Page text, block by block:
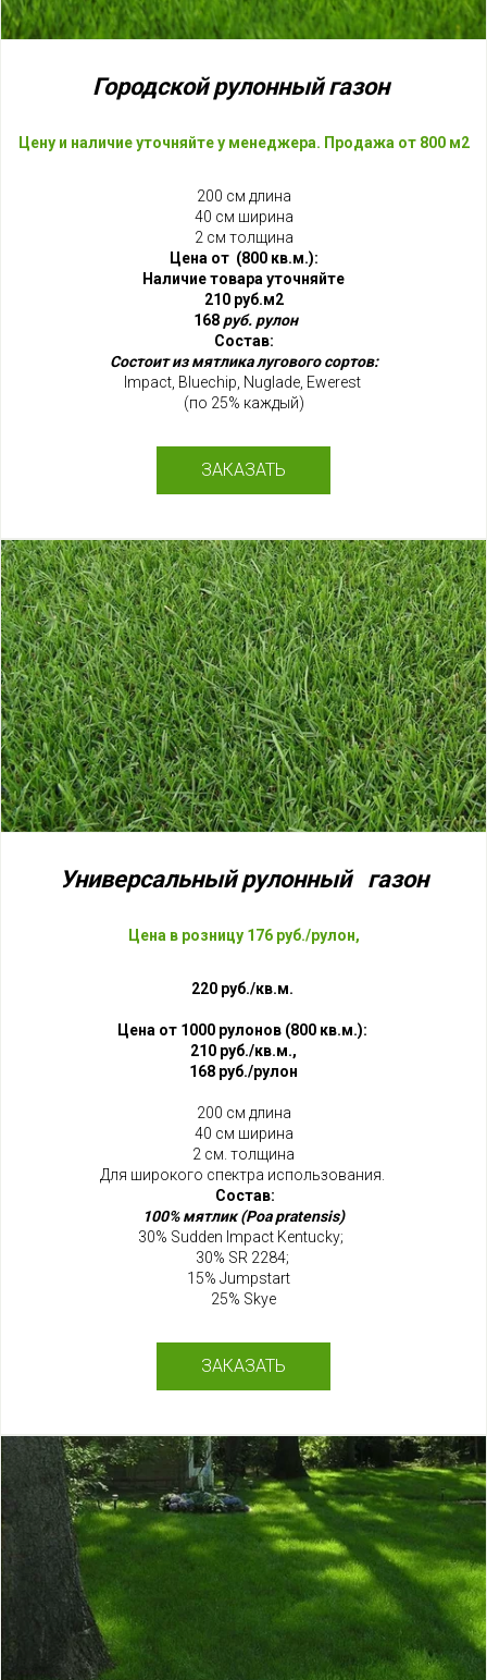
Городскойрулонныйгазон
Цену и наличие уточняйте у менеджера. Продажа от 800 м2
200 см длина
40 см ширина
2 см толщина
Цена от (800 кв.м.):
Наличие товара уточняйте
210 руб.м2
168 руб. рулон
Состав:
Состоит из мятлика лугового сортов:
Impact, Bluechip, Nuglade, Ewerest
(по 25% каждый)
ЗАКАЗАТЬ
Универсальный рулонный газон
Цена в розницу 176 руб./рулон,
220 руб./кв.м.
Ценаот 1000 рулонов (800 кв.м.):
210 руб./кв.м.,
168 руб./рулон
200 см длина
40 см ширина
2 см. толщина
Для широкого спектра использования.
Состав:
100% мятлик(Poa pratensis)
30% Sudden Impact Kentucky;
30% SR 2284;
15% Jumpstart
25% Skye
ЗАКАЗАТЬ